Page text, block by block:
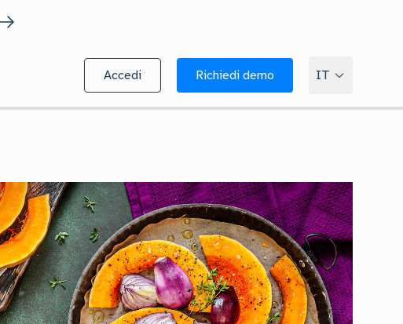
Accedi Richiedi demo IT